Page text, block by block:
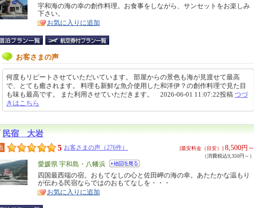
リ
ア
特
徴
宇和海の海の幸の創作料理。お食事をしながら、サンセットをお楽しみ
下さい。
お気に入りに追加
お客さまの声
何度もリピートさせていただいています。 部屋からの景色も海が見渡せて最高
で、とても癒されます。 料理も新鮮な魚介使用した和洋伊？の創作料理で見た目
も味も最高です。 また利用させていただきます。 2026-06-01 11:07:22投稿 つづ
きはこちら
民宿 大岩
5 お客さまの声（276件） [最安料金（目安）] 8,500円～
（消費税込9,350円～）
エ
リ
ア
愛媛県 宇和島・八幡浜
特
徴
四国最西端の宿。おもてなしの心と佐田岬の海の幸。あたたかな温もり
が伝わる民宿ならではのおもてなしを・・・
お気に入りに追加